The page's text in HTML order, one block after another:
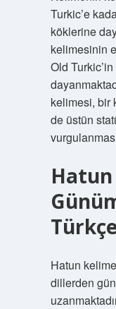
Turkic’e
köklerine
kelimesinin
Old
kelimesi, bir
de üstün
Hatun
dillerden